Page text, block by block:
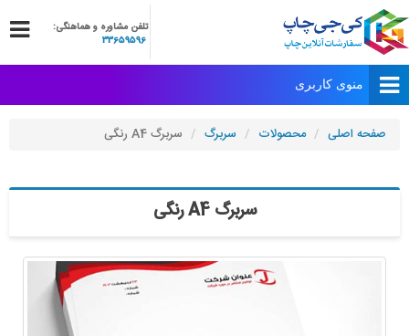
تلفن مشاوره و هماهنگی:
33659596
صفحه اصلی محصولات سربرگ سربرگ A4 رنگی
سربرگ A4 رنگی